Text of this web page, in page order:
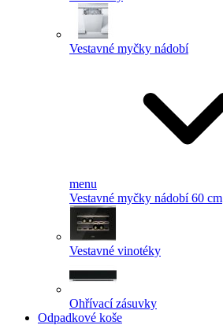
Vestavné myčky nádobí
menu
Vestavné myčky nádobí 60 cm
Vestavné vinotéky
Ohřívací zásuvky
Odpadkové koše